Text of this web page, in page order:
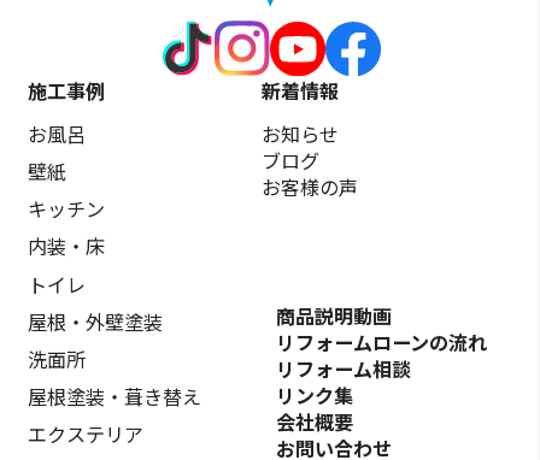
施工事例
お風呂
壁紙
キッチン
内装・床
トイレ
屋根・外壁塗装
洗面所
屋根塗装・葺き替え
エクステリア
新着情報
お知らせ
ブログ
お客様の声
商品説明動画
リフォームローンの流れ
リフォーム相談
リンク集
会社概要
お問い合わせ